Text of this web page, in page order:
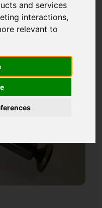
and services
interactions,
relevant to
12902